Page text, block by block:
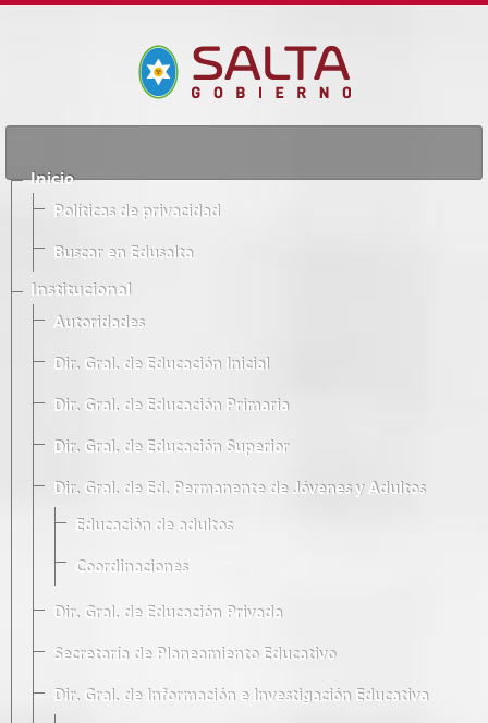
Inicio
Políticas de privacidad
Buscar en Edusalta
Institucional
Autoridades
Dir. Gral. de Educación Inicial
Dir. Gral. de Educación Primaria
Dir. Gral. de Educación Superior
Dir. Gral. de Ed. Permanente de Jóvenes y Adultos
Educación de adultos
Coordinaciones
Dir. Gral. de Educación Privada
Secretaría de Planeamiento Educativo
Dir. Gral. de Información e Investigación Educativa